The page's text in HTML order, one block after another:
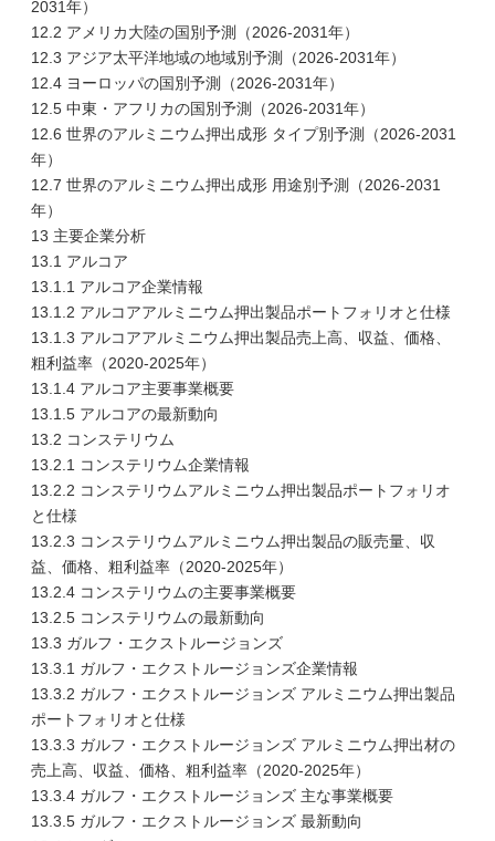
2031年）
12.2 アメリカ大陸の国別予測（2026-2031年）
12.3 アジア太平洋地域の地域別予測（2026-2031年）
12.4 ヨーロッパの国別予測（2026-2031年）
12.5 中東・アフリカの国別予測（2026-2031年）
12.6 世界のアルミニウム押出成形 タイプ別予測（2026-2031
年）
12.7 世界のアルミニウム押出成形 用途別予測（2026-2031
年）
13 主要企業分析
13.1 アルコア
13.1.1 アルコア企業情報
13.1.2 アルコアアルミニウム押出製品ポートフォリオと仕様
13.1.3 アルコアアルミニウム押出製品売上高、収益、価格、
粗利益率（2020-2025年）
13.1.4 アルコア主要事業概要
13.1.5 アルコアの最新動向
13.2 コンステリウム
13.2.1 コンステリウム企業情報
13.2.2 コンステリウムアルミニウム押出製品ポートフォリオ
と仕様
13.2.3 コンステリウムアルミニウム押出製品の販売量、収
益、価格、粗利益率（2020-2025年）
13.2.4 コンステリウムの主要事業概要
13.2.5 コンステリウムの最新動向
13.3 ガルフ・エクストルージョンズ
13.3.1 ガルフ・エクストルージョンズ企業情報
13.3.2 ガルフ・エクストルージョンズ アルミニウム押出製品
ポートフォリオと仕様
13.3.3 ガルフ・エクストルージョンズ アルミニウム押出材の
売上高、収益、価格、粗利益率（2020-2025年）
13.3.4 ガルフ・エクストルージョンズ 主な事業概要
13.3.5 ガルフ・エクストルージョンズ 最新動向